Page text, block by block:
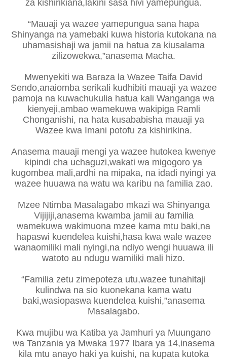
za kishirikiana,lakini sasa hivi yamepungua.
“Mauaji ya wazee yamepungua sana hapa
Shinyanga na yamebaki kuwa historia kutokana na
uhamasishaji wa jamii na hatua za kiusalama
zilizowekwa,”anasema Macha.
Mwenyekiti wa Baraza la Wazee Taifa David
Sendo,anaiomba serikali kudhibiti mauaji ya wazee
pamoja na kuwachukulia hatua kali Wanganga wa
kienyeji,ambao wamekuwa wakipiga Ramli
Chonganishi, na hata kusababisha mauaji ya
Wazee kwa Imani potofu za kishirikina.
Anasema mauaji mengi ya wazee hutokea kwenye
kipindi cha uchaguzi,wakati wa migogoro ya
kugombea mali,ardhi na mipaka, na idadi nyingi ya
wazee huuawa na watu wa karibu na familia zao.
Mzee Ntimba Masalagabo mkazi wa Shinyanga
Vijijiji,anasema kwamba jamii au familia
wamekuwa wakimuona mzee kama mtu baki,na
hapaswi kuendelea kuishi,hasa kwa wale wazee
wanaomiliki mali nyingi,na ndiyo wengi huuawa ili
watoto au ndugu wamiliki mali hizo.
“Familia zetu zimepoteza utu,wazee tunahitaji
kulindwa na sio kuonekana kama watu
baki,wasiopaswa kuendelea kuishi,”anasema
Masalagabo.
Kwa mujibu wa Katiba ya Jamhuri ya Muungano
wa Tanzania ya Mwaka 1977 Ibara ya 14,inasema
kila mtu anayo haki ya kuishi, na kupata kutoka